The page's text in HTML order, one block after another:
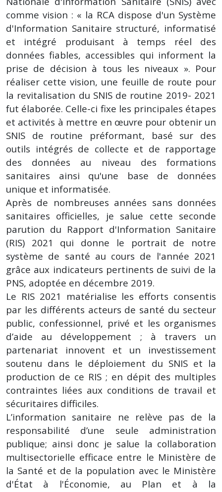
comme vision : « la RCA dispose d'un Système
d'Information Sanitaire structuré, informatisé
et intégré produisant à temps réel des
données fiables, accessibles qui informent la
prise de décision à tous les niveaux ». Pour
réaliser cette vision, une feuille de route pour
la revitalisation du SNIS de routine 2019- 2021
fut élaborée. Celle-ci fixe les principales étapes
et activités à mettre en œuvre pour obtenir un
SNIS de routine préformant, basé sur des
outils intégrés de collecte et de rapportage
des données au niveau des formations
sanitaires ainsi qu'une base de données
unique et informatisée.
Après de nombreuses années sans données
sanitaires officielles, je salue cette seconde
parution du Rapport d'Information Sanitaire
(RIS) 2021 qui donne le portrait de notre
système de santé au cours de l'année 2021
grâce aux indicateurs pertinents de suivi de la
PNS, adoptée en décembre 2019.
Le RIS 2021 matérialise les efforts consentis
par les différents acteurs de santé du secteur
public, confessionnel, privé et les organismes
d’aide au développement ; à travers un
partenariat innovent et un investissement
soutenu dans le déploiement du SNIS et la
production de ce RIS ; en dépit des multiples
contraintes liées aux conditions de travail et
sécuritaires difficiles.
L’information sanitaire ne relève pas de la
responsabilité d’une seule administration
publique; ainsi donc je salue la collaboration
multisectorielle efficace entre le Ministère de
la Santé et de la population avec le Ministère
d'État à l'Économie, au Plan et à la